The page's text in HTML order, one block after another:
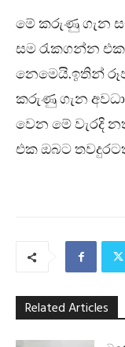
මේ කරුණු ගැන
සම රැකගන්න
නෙමෙයි.ඉතින්
කරුණු ගැන
වෙන මේ වැරදි
එක ඔබට
Related Articles